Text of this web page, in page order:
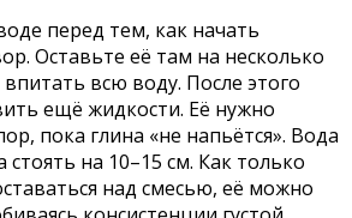
перед тем, как начать
Оставьте её там на несколько
всю воду. После этого
ещё жидкости. Её нужно
пока глина «не напьётся». Вода
на 10–15 см. Как только
над смесью, её можно